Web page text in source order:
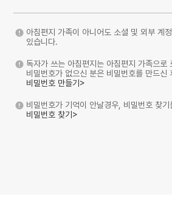
아침편지 가족이 아니어도 소셜 및 외부 계
있습니다.
독자가 쓰는 아침편지는 아침편지 가족으로
비밀번호가 없으신 분은 비밀번호를 만드신
비밀번호 만들기>
비밀번호가 기억이 안날경우, 비밀번호 찾
비밀번호 찾기>